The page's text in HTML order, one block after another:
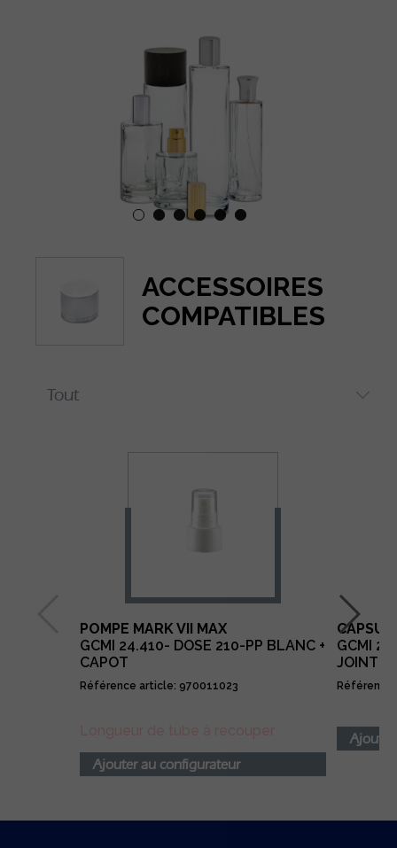
ACCESSOIRES
COMPATIBLES
POMPE MARK VII MAX
GCMI 24.410- DOSE 210-PP BLANC +
CAPOT
Référence article: 970011023
Ajouter au configurateur
GCMI
JOINT
Référence